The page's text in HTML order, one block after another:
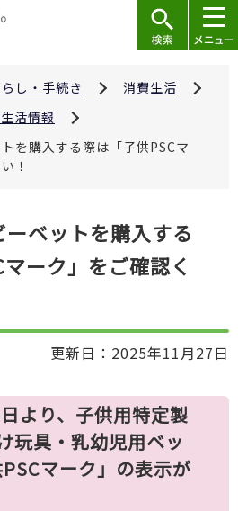
らし・手続き
消費生活
活情報
を購入する際は「子供PSCマ
！
ベットを購入する
ーク」をご確認く
更新日：2025年11月27日
より、子供用特定製
玩具・乳幼児用ベッ
マーク」の表示が